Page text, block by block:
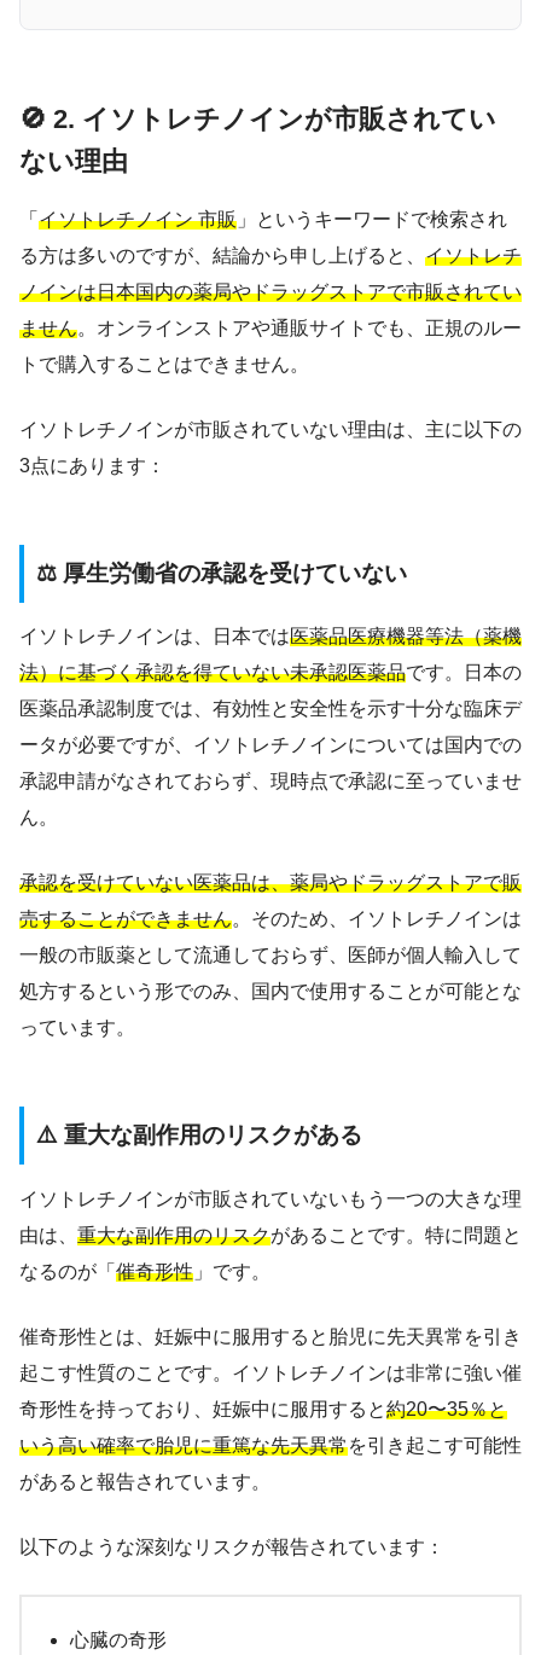
🚫 2. イソトレチノインが市販されてい
ない理由
「 イソトレチノイン 市販 」というキーワードで検索され
る方は多いのですが、結論から申し上げると、 イソトレチ
ノインは日本国内の薬局やドラッグストアで市販されてい
ません。オンラインストアや通販サイトでも、正規のルー
トで購入することはできません。
イソトレチノインが市販されていない理由は、主に以下の
3点にあります：
⚖️ 厚生労働省の承認を受けていない
イソトレチノインは、日本では医薬品医療機器等法（薬機
法）に基づく承認を得ていない未承認医薬品です。日本の
医薬品承認制度では、有効性と安全性を示す十分な臨床デ
ータが必要ですが、イソトレチノインについては国内での
承認申請がなされておらず、現時点で承認に至っていませ
ん。
承認を受けていない医薬品は、薬局やドラッグストアで販
売することができません。そのため、イソトレチノインは
一般の市販薬として流通しておらず、医師が個人輸入して
処方するという形でのみ、国内で使用することが可能とな
っています。
⚠️ 重大な副作用のリスクがある
イソトレチノインが市販されていないもう一つの大きな理
由は、 重大な副作用のリスクがあることです。特に問題と
なるのが「 催奇形性 」です。
催奇形性とは、妊娠中に服用すると胎児に先天異常を引き
起こす性質のことです。イソトレチノインは非常に強い催
奇形性を持っており、妊娠中に服用すると約20〜35％と
いう高い確率で胎児に重篤な先天異常を引き起こす可能性
があると報告されています。
以下のような深刻なリスクが報告されています：
心臓の奇形